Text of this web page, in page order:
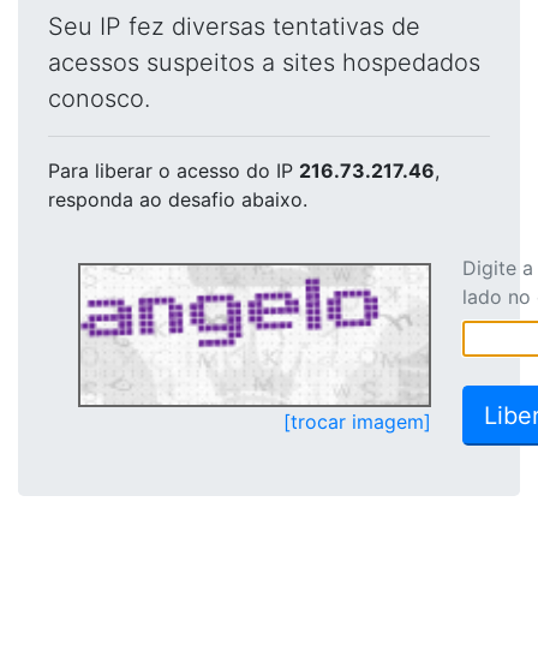
Seu IP fez diversas tentativas de
acessos suspeitos a sites hospedados
conosco.
Para liberar o acesso do IP 216.73.217.46,
responda ao desafio abaixo.
[trocar imagem]
Digite
lado no